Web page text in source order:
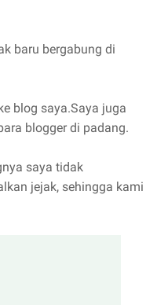
baru bergabung di
blog saya.Saya juga
blogger di padang.
saya tidak
jejak, sehingga kami